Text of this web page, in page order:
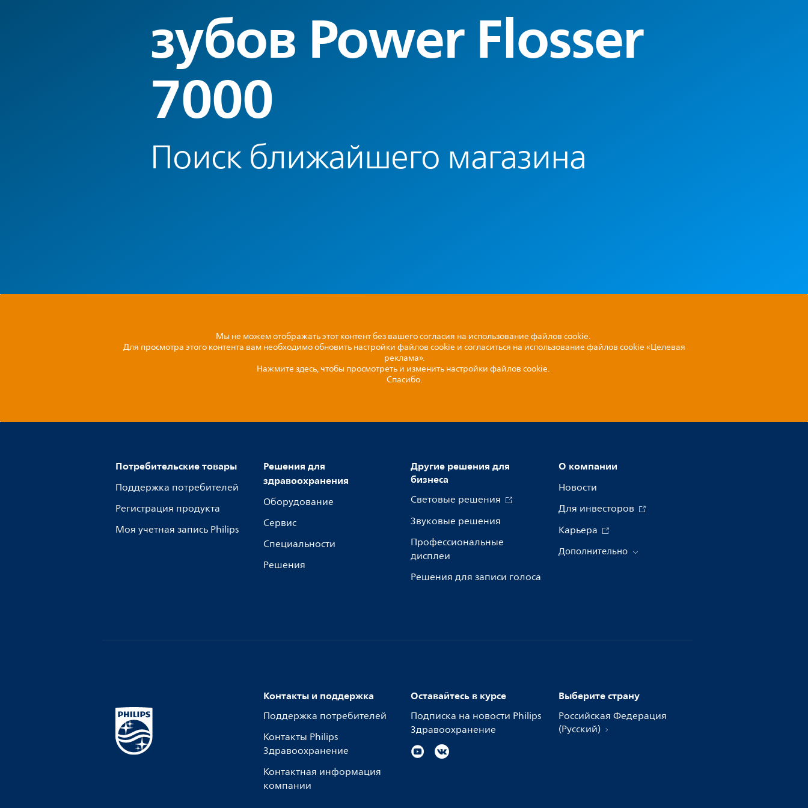
зубов Power Flosser
7000
Поиск ближайшего магазина
Мы не можем отображать этот контент без вашего согласия на использование файлов cookie.
Для просмотра этого контента вам необходимо обновить настройки файлов cookie и согласиться на использование файлов cookie «Целевая
реклама».
Нажмите здесь, чтобы просмотреть и изменить настройки файлов cookie.
Спасибо.
Потребительские товары
Поддержка потребителей
Регистрация продукта
Моя учетная запись Philips
Решения для
здравоохранения
Оборудование
Сервис
Специальности
Решения
Другие решения для
бизнеса
Световые решения
Звуковые решения
Профессиональные
дисплеи
Решения для записи голоса
О компании
Новости
Для инвесторов
Карьера
Дополнительно
Контакты и поддержка
Поддержка потребителей
Контакты Philips
Здравоохранение
Контактная информация
компании
Оставайтесь в курсе
Подписка на новости Philips
Здравоохранение
Выберите страну
Российская Федерация
(Русский)